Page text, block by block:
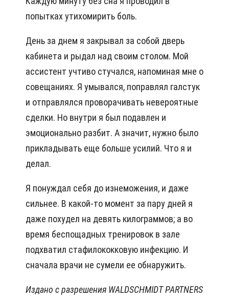
попытках утихомирить боль.
День за днем я закрывал за собой дверь
кабинета и рыдал над своим столом. Мой
ассистент учтиво стучался, напоминая мне о
совещаниях. Я умывался, поправлял галстук
и отправлялся проворачивать невероятные
сделки. Но внутри я был подавлен и
эмоционально разбит. А значит, нужно было
прикладывать еще больше усилий. Что я и
делал.
Я понуждал себя до изнеможения, и даже
сильнее. В какой-то момент за пару дней я
даже похудел на девять килограммов; а во
время беспощадных тренировок в зале
подхватил стафилококковую инфекцию. И
сначала врачи не сумели ее обнаружить.
Издано с разрешения WALDSCHMIDT PARTNERS